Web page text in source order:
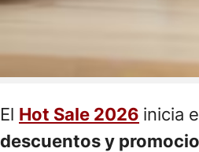
El Hot Sale 2026 inicia
descuentos y